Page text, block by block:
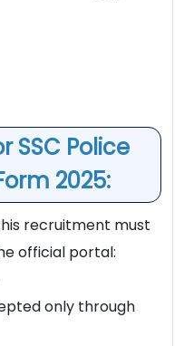
SSC Police
2025:
recruitment must
official portal:
only through